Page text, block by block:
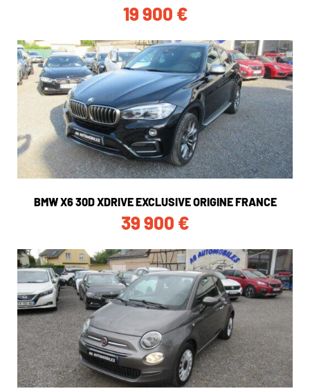
19 900 €
BMW X6 30D XDRIVE EXCLUSIVE ORIGINE FRANCE
39 900 €